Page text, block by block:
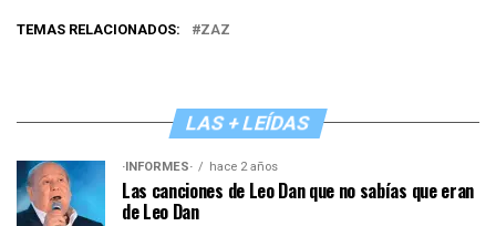
TEMAS RELACIONADOS: ZAZ
LAS + LEÍDAS
·INFORMES· hace 2 años
Las canciones de Leo Dan que no sabías que eran
de Leo Dan